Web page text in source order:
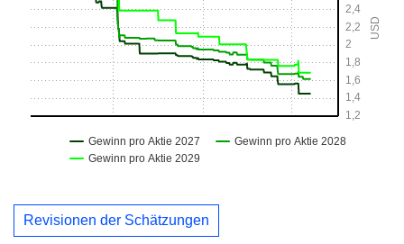
Revisionen der Schätzungen